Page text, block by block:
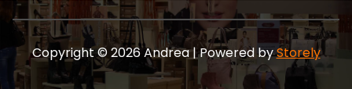
Copyright © 2026 Andrea | Powered byStorely